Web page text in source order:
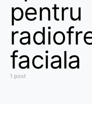
pentru
faciala
1 post